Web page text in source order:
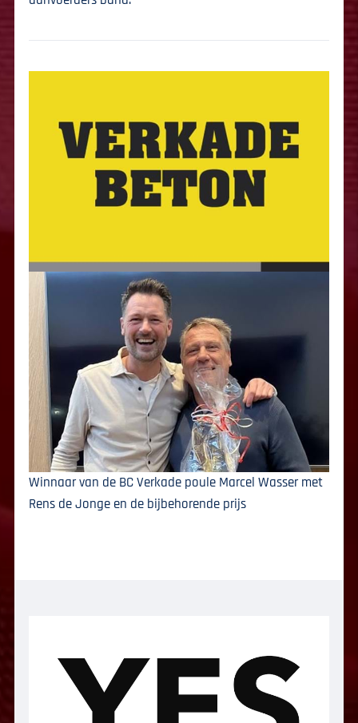
Winnaar van de BC Verkade poule Marcel Wasser met
Rens de Jonge en de bijbehorende prijs